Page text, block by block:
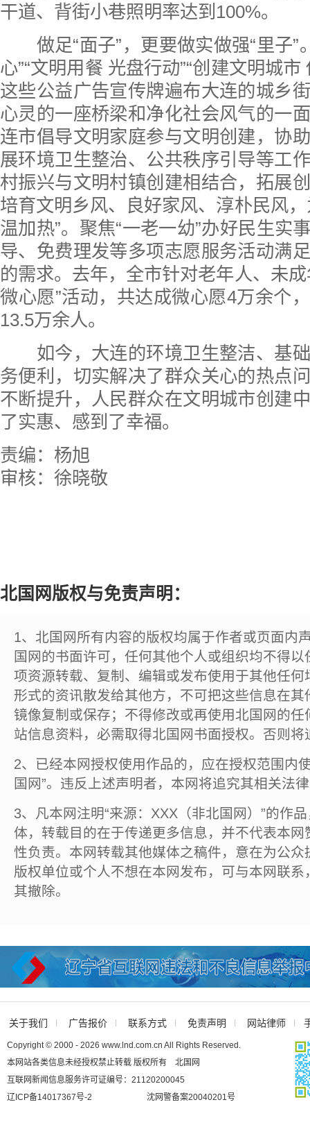
干道、背街小巷照明率达到100%。
做足“面子”，更要做实做强“里子”
心”“文明用餐 光盘行动”“创建文明城
这些公益广告宣传牌遍布大连的城乡
心灵的一座桥梁和净化社会风气的一
连市倡导文明家庭参与文明创建，协
展环境卫生整治、公共秩序引导等工
村振兴与文明村镇创建相结合，拓展
培育文明乡风、良好家风、淳朴民风
温加热”。聚焦“一老一幼”办好民生实
导、免费理发等多项志愿服务活动满
的需求。去年，全市针对老年人、未
微心愿”活动，共达成微心愿4万余个
13.5万余人。
如今，大连的环境卫生整洁、基础
务便利，切实解决了群众关心的热点
不断提升，人民群众在文明城市创建
了实惠、感到了幸福。
责编：杨旭
审核：徐晓敬
北国网版权与免责声明：
1、北国网所有内容的版权均属于作者或页面内
国网的书面许可，任何其他个人或组织均不得
项资源转载、复制、编辑或发布使用于其他任
形式的资讯散发给其他方，不可把这些信息在
镜像复制或保存；不得修改或再使用北国网的
站信息资料，必需取得北国网书面授权。否则将
2、已经本网授权使用作品的，应在授权范围内
国网”。违反上述声明者，本网将追究其相关法
3、凡本网注明“来源：XXX（非北国网）”的作
体，转载目的在于传递更多信息，并不代表本
性负责。本网转载其他媒体之稿件，意在为公
版权单位或个人不想在本网发布，可与本网联
其撤除。
关于我们 广告报价 联系方式 免责声明 网站律师
Copyright © 2000 - 2026 www.lnd.com.cn All Rights Reserved.
本网站各类信息未经授权禁止转载 版权所有 北国网
互联网新闻信息服务许可证编号：21120200045
辽ICP备14017367号-2
沈网警备案20040201号